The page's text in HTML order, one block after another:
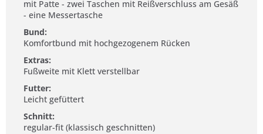
mit Patte - zwei Taschen mit Reißverschluss am Gesäß
- eine Messertasche
Bund:
Komfortbund mit hochgezogenem Rücken
Extras:
Fußweite mit Klett verstellbar
Futter:
Leicht gefüttert
Schnitt:
regular-fit (klassisch geschnitten)